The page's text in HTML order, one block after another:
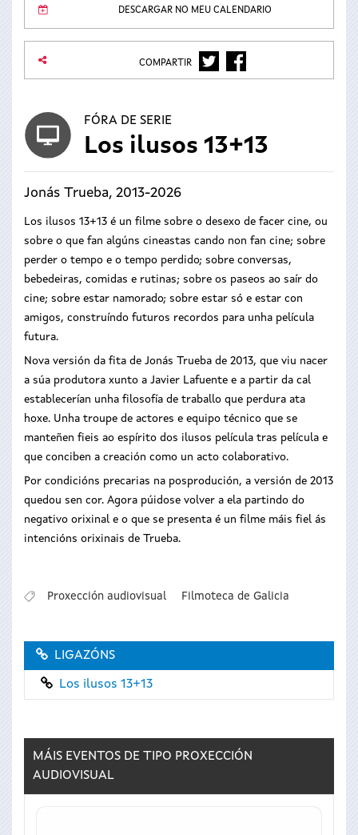
DESCARGAR NO MEU CALENDARIO
COMPARTIR TWITTERFACEBOOK
FÓRA DE SERIE
Los ilusos 13+13
Jonás Trueba, 2013-2026
Los ilusos 13+13 é un filme sobre o desexo de facer cine, ou
sobre o que fan algúns cineastas cando non fan cine; sobre
perder o tempo e o tempo perdido; sobre conversas,
bebedeiras, comidas e rutinas; sobre os paseos ao saír do
cine; sobre estar namorado; sobre estar só e estar con
amigos, construíndo futuros recordos para unha película
futura.
Nova versión da fita de Jonás Trueba de 2013, que viu nacer
a súa produtora xunto a Javier Lafuente e a partir da cal
establecerían unha filosofía de traballo que perdura ata
hoxe. Unha troupe de actores e equipo técnico que se
manteñen fieis ao espírito dos ilusos película tras película e
que conciben a creación como un acto colaborativo.
Por condicións precarias na posprodución, a versión de 2013
quedou sen cor. Agora púidose volver a ela partindo do
negativo orixinal e o que se presenta é un filme máis fiel ás
intencións orixinais de Trueba.
Proxección audiovisual Filmoteca de Galicia
LIGAZÓNS
Los ilusos 13+13
MÁIS EVENTOS DE TIPO PROXECCIÓN
AUDIOVISUAL